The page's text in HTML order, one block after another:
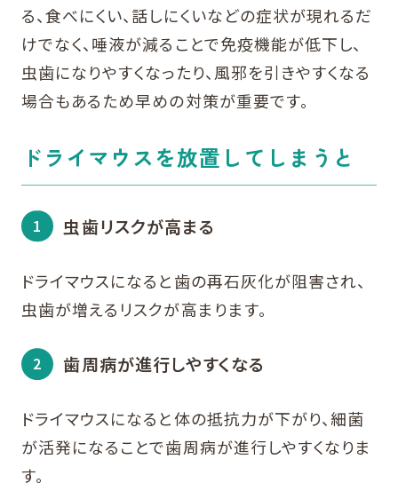
る、食べにくい、話しにくいなどの症状が現れるだ
けでなく、唾液が減ることで免疫機能が低下し、
虫歯になりやすくなったり、風邪を引きやすくなる
場合もあるため早めの対策が重要です。
ドライマウスを放置してしまうと
虫歯リスクが高まる
ドライマウスになると歯の再石灰化が阻害され、
虫歯が増えるリスクが高まります。
歯周病が進行しやすくなる
ドライマウスになると体の抵抗力が下がり、細菌
が活発になることで歯周病が進行しやすくなりま
す。